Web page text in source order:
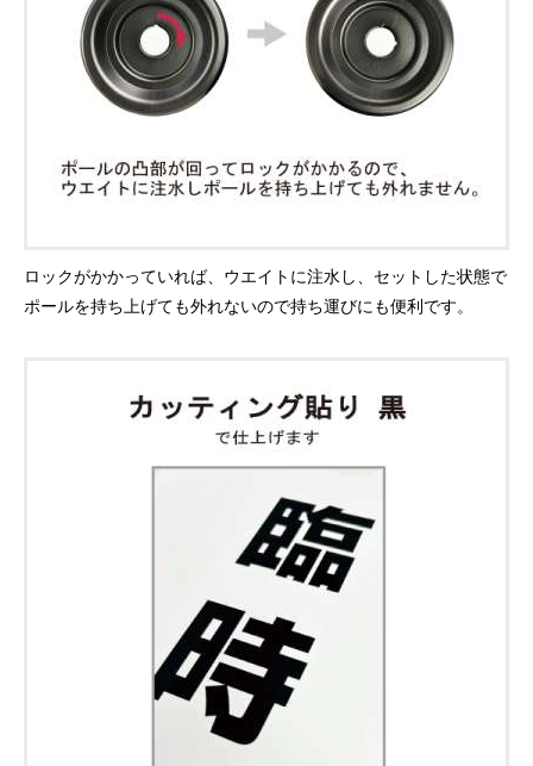
ロックがかかっていれば、ウエイトに注水し、セットした状態で
ポールを持ち上げても外れないので持ち運びにも便利です。